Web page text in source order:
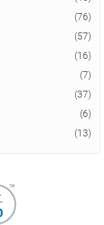
(76)
(57)
(16)
(7)
(37)
(6)
(13)